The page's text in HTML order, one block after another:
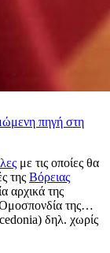
πηγή στη
με τις οποίες θα
της Βόρειας
αρχικά της
της…
δηλ. χωρίς